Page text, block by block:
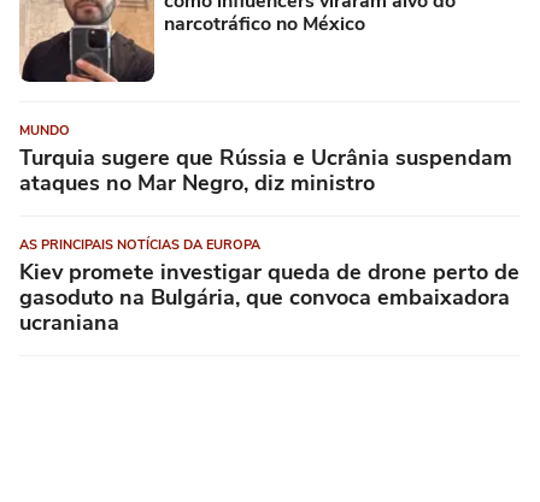
narcotráfico no México
MUNDO
Turquia sugere que Rússia e Ucrânia suspendam
ataques no Mar Negro, diz ministro
AS PRINCIPAIS NOTÍCIAS DA EUROPA
Kiev promete investigar queda de drone perto de
gasoduto na Bulgária, que convoca embaixadora
ucraniana